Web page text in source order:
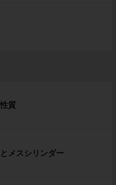
質
メスシリンダー